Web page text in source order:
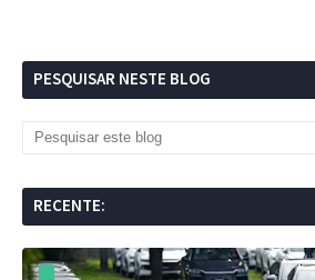
PESQUISAR NESTE BLOG
RECENTE: